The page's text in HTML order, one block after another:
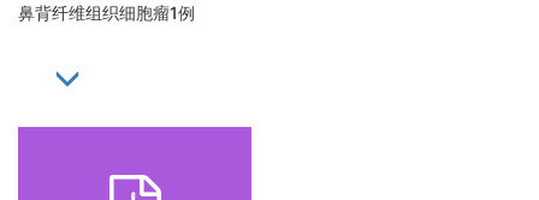
鼻背纤维组织细胞瘤1例